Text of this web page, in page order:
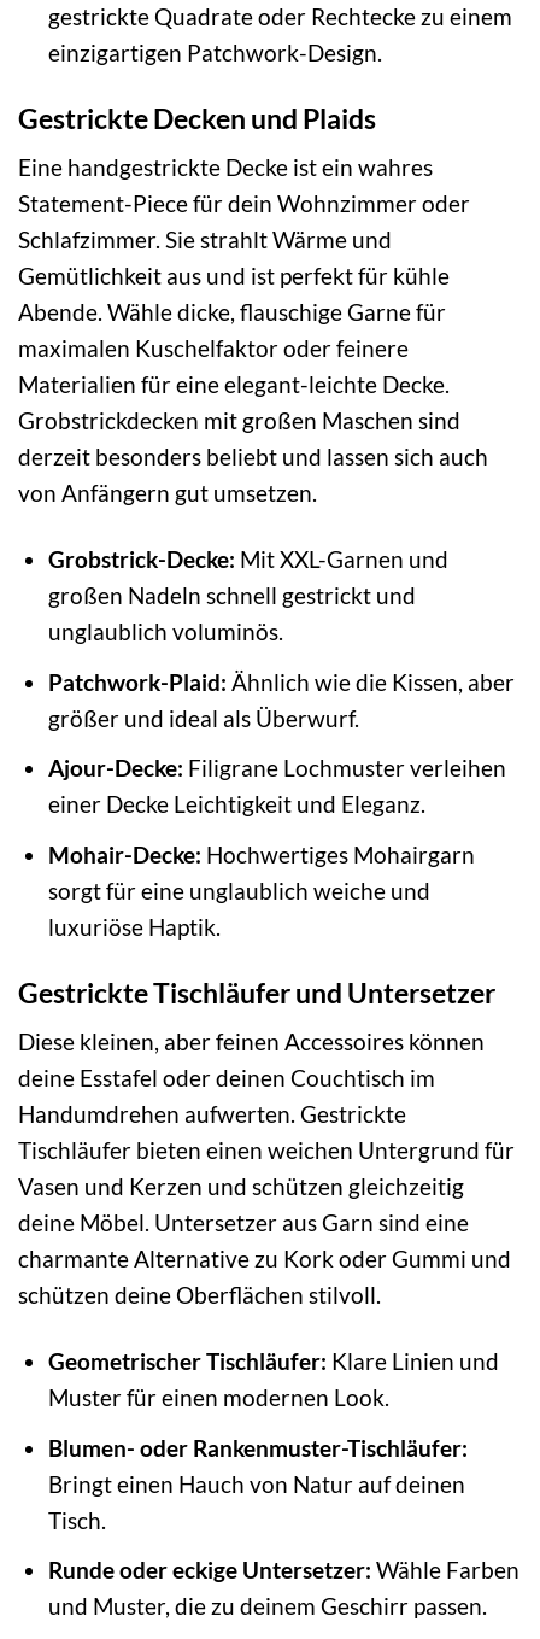
gestrickte Quadrate oder Rechtecke zu einem
einzigartigen Patchwork-Design.
Gestrickte Decken und Plaids
Eine handgestrickte Decke ist ein wahres
Statement-Piece für dein Wohnzimmer oder
Schlafzimmer. Sie strahlt Wärme und
Gemütlichkeit aus und ist perfekt für kühle
Abende. Wähle dicke, flauschige Garne für
maximalen Kuschelfaktor oder feinere
Materialien für eine elegant-leichte Decke.
Grobstrickdecken mit großen Maschen sind
derzeit besonders beliebt und lassen sich auch
von Anfängern gut umsetzen.
Grobstrick-Decke: Mit XXL-Garnen und
großen Nadeln schnell gestrickt und
unglaublich voluminös.
Patchwork-Plaid: Ähnlich wie die Kissen, aber
größer und ideal als Überwurf.
Ajour-Decke: Filigrane Lochmuster verleihen
einer Decke Leichtigkeit und Eleganz.
Mohair-Decke: Hochwertiges Mohairgarn
sorgt für eine unglaublich weiche und
luxuriöse Haptik.
Gestrickte Tischläufer und Untersetzer
Diese kleinen, aber feinen Accessoires können
deine Esstafel oder deinen Couchtisch im
Handumdrehen aufwerten. Gestrickte
Tischläufer bieten einen weichen Untergrund für
Vasen und Kerzen und schützen gleichzeitig
deine Möbel. Untersetzer aus Garn sind eine
charmante Alternative zu Kork oder Gummi und
schützen deine Oberflächen stilvoll.
Geometrischer Tischläufer: Klare Linien und
Muster für einen modernen Look.
Blumen- oder Rankenmuster-Tischläufer:
Bringt einen Hauch von Natur auf deinen
Tisch.
Runde oder eckige Untersetzer: Wähle Farben
und Muster, die zu deinem Geschirr passen.